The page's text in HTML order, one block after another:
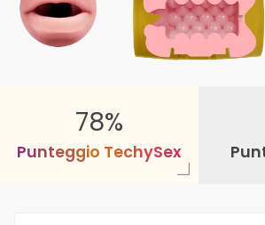
78%
Punteggio TechySex